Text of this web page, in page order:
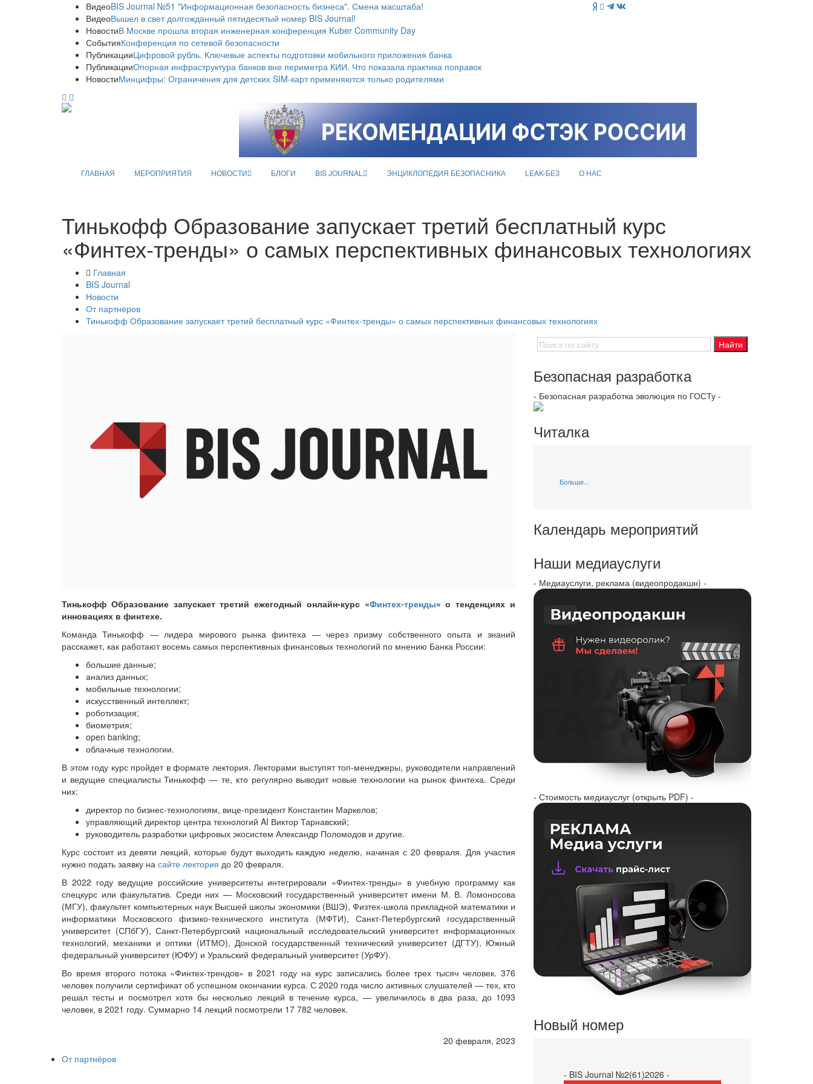
ВидеоBIS Journal №51 "Информационная безопасность бизнеса". Смена масштаба!
ВидеоВышел в свет долгожданный пятидесятый номер BIS Journal!
НовостиВ Москве прошла вторая инженерная конференция Kuber Community Day
СобытияКонференция по сетевой безопасности
ПубликацииЦифровой рубль. Ключевые аспекты подготовки мобильного приложения банка
ПубликацииОпорная инфраструктура банков вне периметра КИИ. Что показала практика поправок
НовостиМинцифры: Ограничения для детских SIM-карт применяются только родителями
ГЛАВНАЯ МЕРОПРИЯТИЯ НОВОСТИ БЛОГИ BIS JOURNAL ЭНЦИКЛОПЕДИЯ БЕЗОПАСНИКА LEAK-БЕЗ О НАС
Тинькофф Образование запускает третий бесплатный курс
«Финтех-тренды» о самых перспективных финансовых технологиях
Главная
BIS Journal
Новости
От партнёров
Тинькофф Образование запускает третий бесплатный курс «Финтех-тренды» о самых перспективных финансовых технологиях
Тинькофф Образование запускает третий ежегодный онлайн-курс «Финтех-тренды» о тенденциях и
инновациях в финтехе.
Команда Тинькофф — лидера мирового рынка финтеха — через призму собственного опыта и знаний
расскажет, как работают восемь самых перспективных финансовых технологий по мнению Банка России:
большие данные;
анализ данных;
мобильные технологии;
искусственный интеллект;
роботизация;
биометрия;
open banking;
облачные технологии.
В этом году курс пройдет в формате лектория. Лекторами выступят топ-менеджеры, руководители направлений
и ведущие специалисты Тинькофф — те, кто регулярно выводит новые технологии на рынок финтеха. Среди
них:
директор по бизнес-технологиям, вице-президент Константин Маркелов;
управляющий директор центра технологий AI Виктор Тарнавский;
руководитель разработки цифровых экосистем Александр Поломодов и другие.
Курс состоит из девяти лекций, которые будут выходить каждую неделю, начиная с 20 февраля. Для участия
нужно подать заявку на сайте лектория до 20 февраля.
В 2022 году ведущие российские университеты интегрировали «Финтех-тренды» в учебную программу как
спецкурс или факультатив. Среди них — Московский государственный университет имени М. В. Ломоносова
(МГУ), факультет компьютерных наук Высшей школы экономики (ВШЭ), Физтех-школа прикладной математики и
информатики Московского физико-технического института (МФТИ), Санкт-Петербургский государственный
университет (СПбГУ), Санкт-Петербургский национальный исследовательский университет информационных
технологий, механики и оптики (ИТМО), Донской государственный технический университет (ДГТУ), Южный
федеральный университет (ЮФУ) и Уральский федеральный университет (УрФУ).
Во время второго потока «Финтех-трендов» в 2021 году на курс записались более трех тысяч человек. 376
человек получили сертификат об успешном окончании курса. С 2020 года число активных слушателей — тех, кто
решал тесты и посмотрел хотя бы несколько лекций в течение курса, — увеличилось в два раза, до 1093
человек, в 2021 году. Суммарно 14 лекций посмотрели 17 782 человек.
20 февраля, 2023
От партнёров
Безопасная разработка
- Безопасная разработка эволюция по ГОСТу -
Читалка
Больше...
Календарь мероприятий
Наши медиауслуги
- Медиауслуги, реклама (видеопродакшн) -
- Стоимость медиауслуг (открыть PDF) -
Новый номер
- BIS Journal №2(61)2026 -